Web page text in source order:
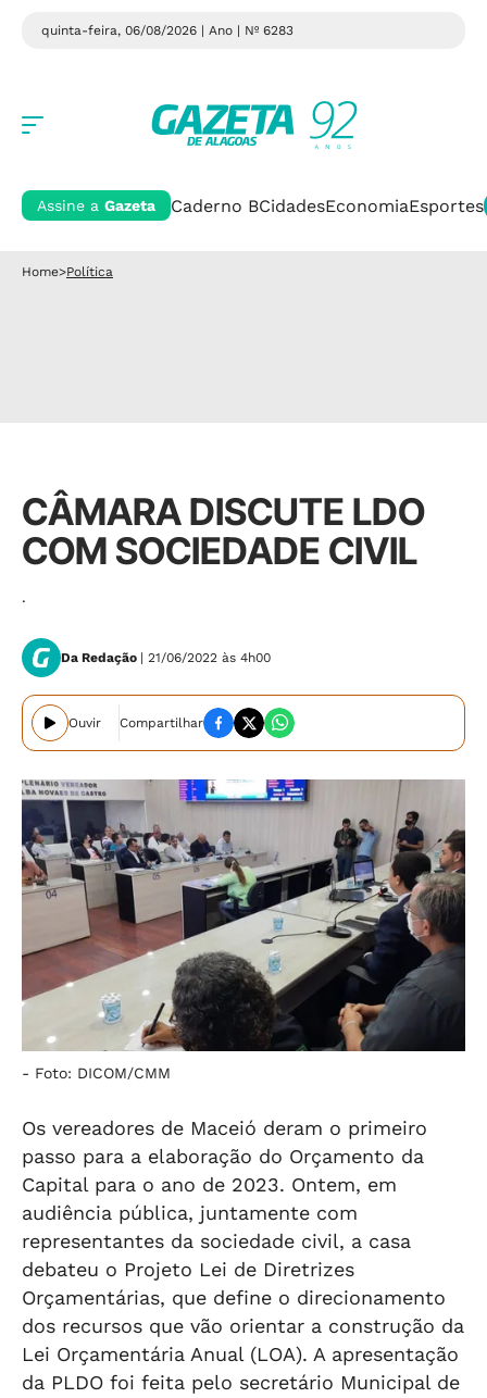
quinta-feira, 06/08/2026 | Ano | Nº 6283
Assine a Gazeta Caderno BCidadesEconomiaEsportes
Home>Política
CÂMARA DISCUTE LDO
COM SOCIEDADE CIVIL
.
Da Redação | 21/06/2022 às 4h00
Ouvir Compartilhar
- Foto: DICOM/CMM
Os vereadores de Maceió deram o primeiro
passo para a elaboração do Orçamento da
Capital para o ano de 2023. Ontem, em
audiência pública, juntamente com
representantes da sociedade civil, a casa
debateu o Projeto Lei de Diretrizes
Orçamentárias, que define o direcionamento
dos recursos que vão orientar a construção da
Lei Orçamentária Anual (LOA). A apresentação
da PLDO foi feita pelo secretário Municipal de